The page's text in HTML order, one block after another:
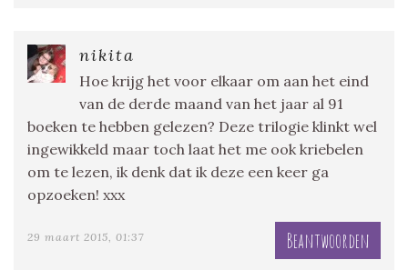
nikita
Hoe krijg het voor elkaar om aan het eind
van de derde maand van het jaar al 91
boeken te hebben gelezen? Deze trilogie klinkt wel
ingewikkeld maar toch laat het me ook kriebelen
om te lezen, ik denk dat ik deze een keer ga
opzoeken! xxx
29 maart 2015, 01:37 Beantwoorden